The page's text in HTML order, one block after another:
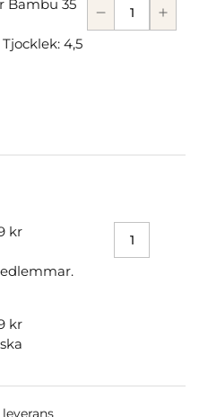
Bambu 35
4,5
kr
kr